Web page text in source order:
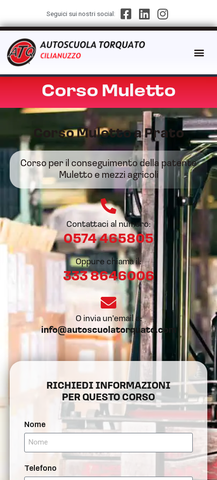
Seguici sui nostri social:
Corso Muletto
Corso Muletto a Prato​
Corso per il conseguimento della patente
Muletto e mezzi agricoli
Contattaci al numero:
0574 465805​
Oppure chiama il:
333 8646006
O invia un'email a:
info@autoscuolatorquato.com
RICHIEDI INFORMAZIONI
PER QUESTO CORSO
Nome
Telefono